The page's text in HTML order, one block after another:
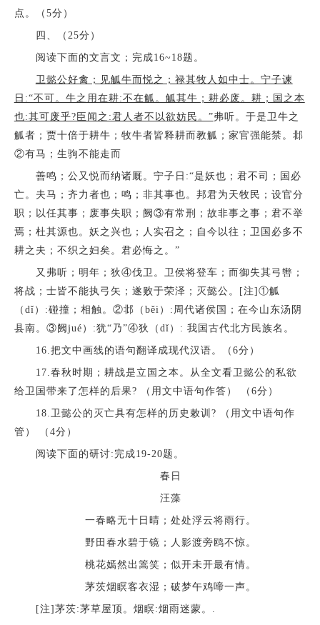
点。（5分）
四、（25分）
阅读下面的文言文；完成16~18题。
卫懿公好禽；见觚牛而悦之；禄其牧人如中士。宁子谏
日:“不可。牛之用在耕:不在觚。觚其牛；耕必废。耕；国之本
也:其可废乎?臣闻之:君人者不以欲妨民。”弗听。于是卫牛之
觚者；贾十倍于耕牛；牧牛者皆释耕而教觚；家官强能禁。邶
②有马；生驹不能走而
善鸣；公又悦而纳诸厩。宁子日:“是妖也；君不司；国必
亡。夫马；齐力者也；鸣；非其事也。邦君为天牧民；设官分
职；以任其事；废事失职；阙③有常刑；故非事之事；君不举
焉；杜其源也。妖之兴也；人实召之；自今以往；卫国必多不
耕之夫；不织之妇矣。君必悔之。”
又弗听；明年；狄④伐卫。卫侯将登车；而御失其弓辔；
将战；士皆不能执弓矢；遂败于荣泽；灭懿公。[注]①觚
（dǐ）:碰撞；相触。②邶（běi）:周代诸侯国；在今山东汤阴
县南。③阙jué）:犹“乃”④狄（dǐ）: 我国古代北方民族名。
16.把文中画线的语句翻译成现代汉语。（6分）
17.春秋时期；耕战是立国之本。从全文看卫懿公的私欲
给卫国带来了怎样的后果? （用文中语句作答） （6分）
18.卫懿公的灭亡具有怎样的历史敕训? （用文中语句作
管） （4分）
阅读下面的研讨:完成19-20题。
春日
汪藻
一春略无十日晴；处处浮云将雨行。
野田春水碧于镜；人影渡旁鸥不惊。
桃花嫣然出篙笑；似开未开最有情。
茅茨烟瞑客衣湿；破梦午鸡啼一声。
[注]茅茨:茅草屋顶。烟瞑:烟雨迷蒙。.